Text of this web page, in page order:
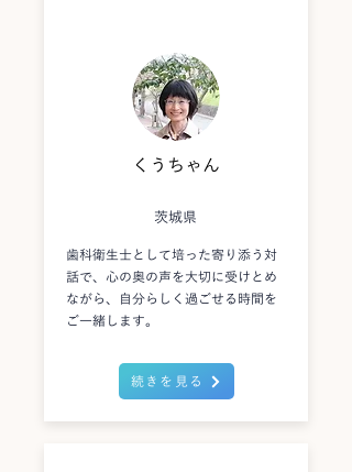
くうちゃん
茨城県
歯科衛生士として培った寄り添う対
話で、心の奥の声を大切に受けとめ
ながら、自分らしく過ごせる時間を
ご一緒します。
続きを見る